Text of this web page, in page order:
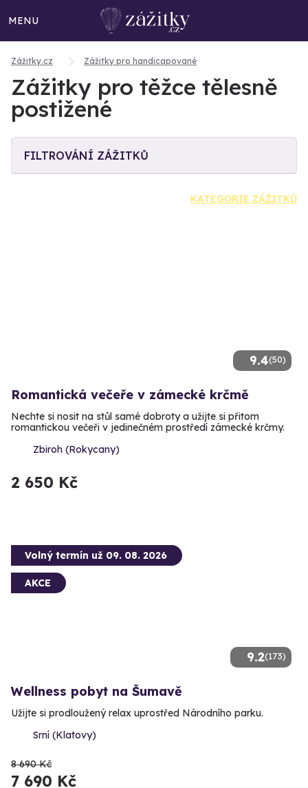
MENU
Zážitky.cz Zážitky pro handicapované
Zážitky pro těžce tělesně
postižené
FILTROVÁNÍ ZÁŽITKŮ
KATEGORIE ZÁŽITKŮ
9.4(50)
Romantická večeře v zámecké krčmě
Nechte si nosit na stůl samé dobroty a užijte si přitom
romantickou večeři v jedinečném prostředí zámecké krčmy.
Zbiroh (Rokycany)
2 650 Kč
9.2(173)
Volný termín už 09. 08. 2026
AKCE
Wellness pobyt na Šumavě
Užijte si prodloužený relax uprostřed Národního parku.
Srní (Klatovy)
8 690 Kč
7 690 Kč